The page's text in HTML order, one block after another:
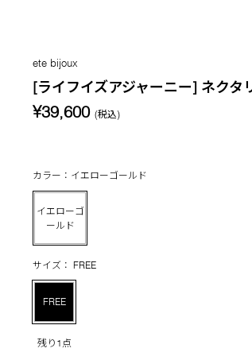
ete bijoux
[ライフイズアジャーニー] ネクタ
¥39,600 (税込)
カラー：イエローゴールド
イエローゴ
ールド
サイズ： FREE
FREE
残り1点